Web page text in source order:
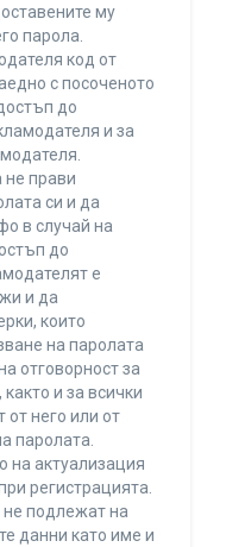
му
парола.
код от
с посоченото
до
и за
прави
си и да
в случай на
до
е
и да
които
на паролата
отговорност за
и за всички
от него или от
паролата.
на актуализация
регистрацията.
подлежат на
данни като име и